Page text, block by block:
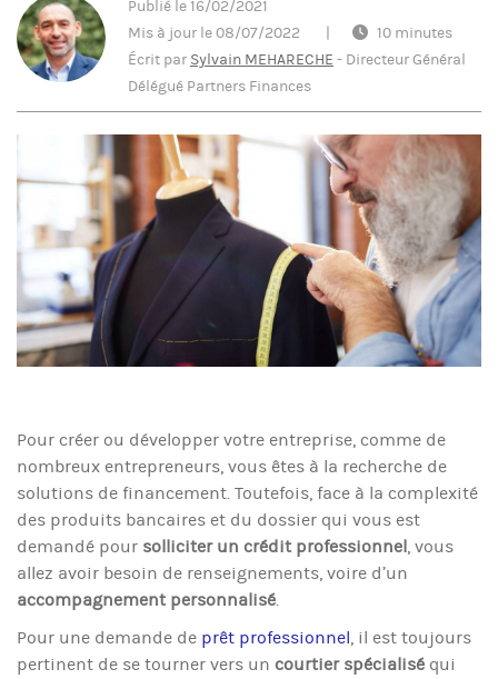
Publié le16/02/2021
Mis à jour le08/07/2022 |
10 minutes
Écrit par Sylvain MEHARECHE - Directeur Général
Délégué Partners Finances
Pour créer ou développer votre entreprise, comme de
nombreux entrepreneurs, vous êtes à la recherche de
solutions de financement. Toutefois, face à la complexité
des produits bancaires et du dossier qui vous est
demandé pour solliciter un crédit professionnel, vous
allez avoir besoin de renseignements, voire d’un
accompagnement personnalisé.
Pour une demande de prêt professionnel, il est toujours
pertinent de se tourner vers un courtier spécialisé qui